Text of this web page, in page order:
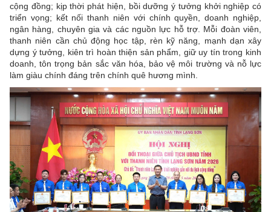
cộng đồng; kịp thời phát hiện, bồi dưỡng ý tưởng khởi nghiệp có
triển vọng; kết nối thanh niên với chính quyền, doanh nghiệp,
ngân hàng, chuyên gia và các nguồn lực hỗ trợ. Mỗi đoàn viên,
thanh niên cần chủ động học tập, rèn kỹ năng, mạnh dạn xây
dựng ý tưởng, kiên trì hoàn thiện sản phẩm, giữ uy tín trong kinh
doanh, tôn trọng bản sắc văn hóa, bảo vệ môi trường và nỗ lực
làm giàu chính đáng trên chính quê hương mình.